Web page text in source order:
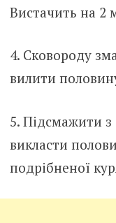
Вистачить на 2
4. Сковороду
вилити
5. Підсмажити
викласти
подрібненої